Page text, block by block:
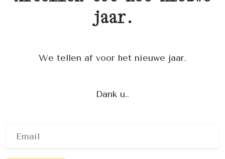
jaar.
We tellen af voor het nieuwe jaar.
Dank u..